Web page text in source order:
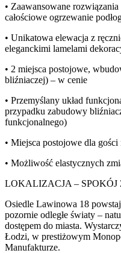
• Zaawansowane
całościowe ogrzewanie
• Unikatowa elewacja z
eleganckimi lamelami
• 2 miejsca postojowe,
bliźniaczej) – w cenie
• Przemyślany układ
przypadku zabudowy
funkcjonalnego)
• Miejsca postojowe dla gości
• Możliwość elastycznych
LOKALIZACJA – SPOKÓJ
Osiedle Lawinowa 18
pozornie odległe światy –
dostępem do miasta.
Łodzi, w prestiżowym
Manufakturze.